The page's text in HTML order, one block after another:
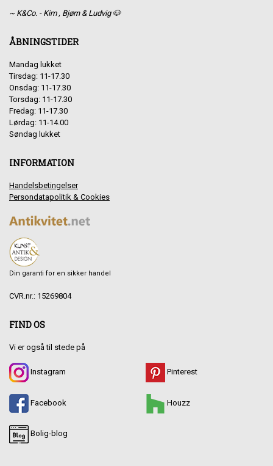
~ K&Co. - Kim , Bjørn & Ludvig 🐶
ÅBNINGSTIDER
Mandag lukket
Tirsdag: 11-17.30
Onsdag: 11-17.30
Torsdag: 11-17.30
Fredag: 11-17.30
Lørdag: 11-14.00
Søndag lukket
INFORMATION
Handelsbetingelser
Persondatapolitik & Cookies
Din garanti for en sikker handel
CVR.nr.: 15269804
FIND OS
Vi er også til stede på
Instagram
Facebook
Bolig-blog
Pinterest
Houzz